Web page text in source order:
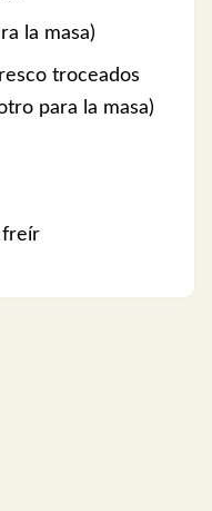
la masa)
troceados
para la masa)
freír